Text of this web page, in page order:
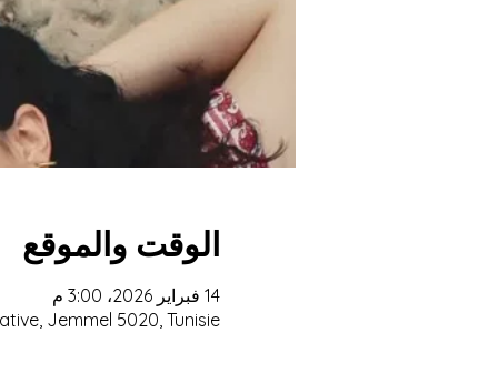
الوقت والموقع
14 فبراير 2026، 3:00 م
Jemmel 5020, Tunisie